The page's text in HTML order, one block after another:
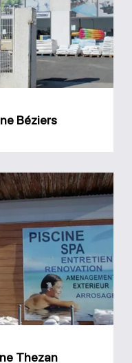
Béziers
Thezan